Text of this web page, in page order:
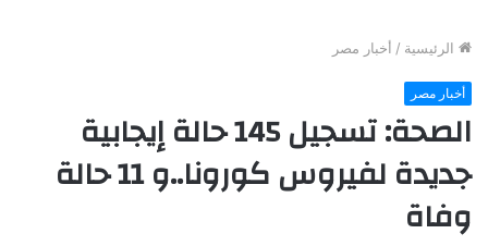
الرئيسية / أخبار مصر
أخبار مصر
الصحة: تسجيل 145 حالة إيجابية
جديدة لفيروس كورونا..و 11 حالة
وفاة